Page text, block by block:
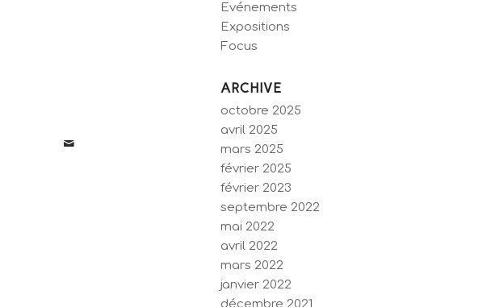
Evénements
Expositions
Focus
ARCHIVE
octobre 2025
avril 2025
mars 2025
février 2025
février 2023
septembre 2022
mai 2022
avril 2022
mars 2022
janvier 2022
décembre 2021